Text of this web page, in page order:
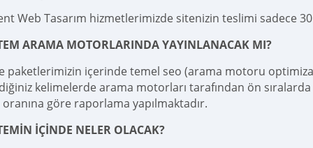
Web Tasarım hizmetlerimizde sitenizin teslimi sadece
ARAMA MOTORLARINDA YAYINLANACAK MI?
paketlerimizin içerinde temel seo (arama motoru
kelimelerde arama motorları tarafından ön
göre raporlama yapılmaktadır.
İÇİNDE NELER OLACAK?